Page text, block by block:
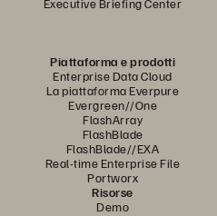
Executive Briefing Center
Piattaforma e prodotti
Enterprise Data Cloud
La piattaforma Everpure
Evergreen//One
FlashArray
FlashBlade
FlashBlade//EXA
Real-time Enterprise File
Portworx
Risorse
Demo